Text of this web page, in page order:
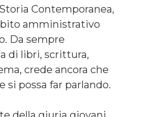
Contemporanea,
amministrativo
Da sempre
di libri, scrittura,
crede ancora che
si possa far parlando.